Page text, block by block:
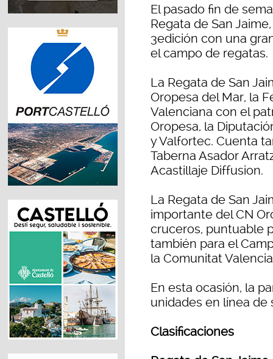
El pasado fin de
Regata de San
3edición con una
el campo de regatas.
La Regata de San
Oropesa del Mar, la
Valenciana con el
Oropesa, la
y Valfortec. Cuenta
Taberna Asador
Acastillaje Diffusion.
La Regata de San
importante del CN
cruceros, puntuable
también para el
la Comunitat
En esta ocasión, la
unidades en línea de
Clasificaciones